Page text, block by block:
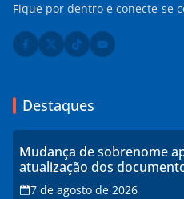
Fique por dentro e conecte-se
Destaques
Mudança de sobrenome
atualização dos
transtornos
7 de agosto de 2026